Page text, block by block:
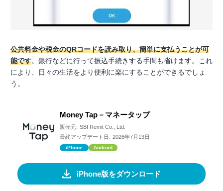
公共料金や税金のQRコードを読み取り、簡単に支払うことが可
能です。銀行などに行って振込手続きする手間も省けます。これ
により、日々の生活をより便利に楽にすることができるでしょ
う。
Money Tap－マネータップ
販売元: SBI Remit Co., Ltd.
最終アップデート日: 2026年7月13日
iPhone Android
iPhone版をダウンロード